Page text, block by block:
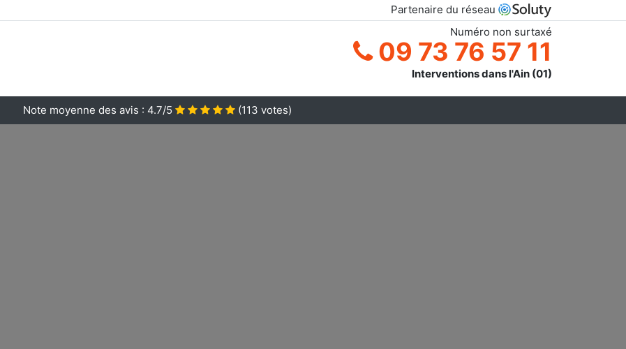
Partenaire du réseau
Numéro non surtaxé
09 73 76 57 11
Interventions dans l'Ain (01)
Note moyenne des avis : 4.7/5 (113 votes)